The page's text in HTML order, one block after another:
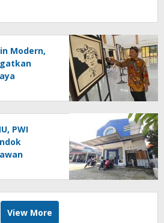
Modern,
PWI
View More